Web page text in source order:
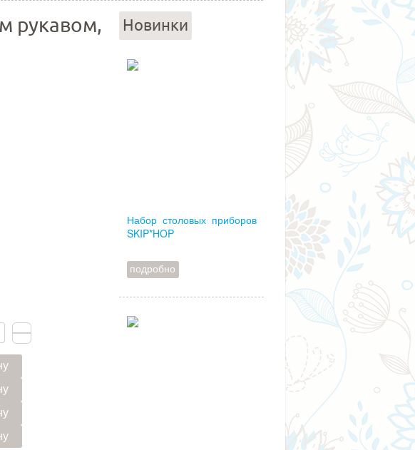
рукавом,
Новинки
Набор столовых приборов
SKIP*HOP
подробно